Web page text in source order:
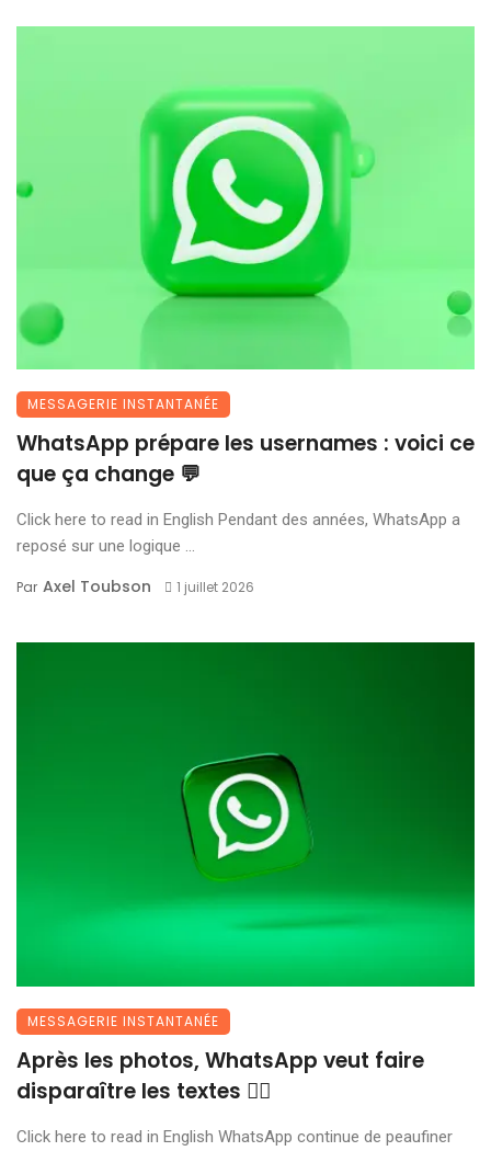
MESSAGERIE INSTANTANÉE
WhatsApp prépare les usernames : voici ce
que ça change 💬
Click here to read in English Pendant des années, WhatsApp a
reposé sur une logique ...
Par Axel Toubson 1 juillet 2026
MESSAGERIE INSTANTANÉE
Après les photos, WhatsApp veut faire
disparaître les textes 😶‍🌫️
Click here to read in English WhatsApp continue de peaufiner